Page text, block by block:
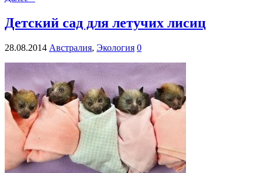
Детский сад для летучих лисиц
28.08.2014 Австралия, Экология 0